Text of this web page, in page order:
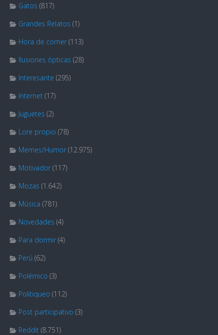
Gatos (817)
Grandes Relatos (1)
Hora de comer (113)
Ilusiones ópticas (28)
Interesante (295)
Internet (17)
Juguetes (2)
Lore propio (78)
Memes/Humor (12.975)
Motivador (117)
Mozas (1.642)
Música (781)
Novedades (4)
Para dormir (4)
Perú (62)
Polémico (3)
Politiqueo (112)
Post participativo (3)
Reddit (8.751)